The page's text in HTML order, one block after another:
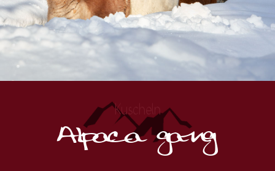
Kuscheln
Alpaca gang